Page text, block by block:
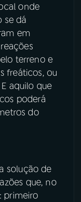
onde
se dá
em
terreno e
freáticos, ou
aquilo que
poderá
do
solução de
que, no
primeiro